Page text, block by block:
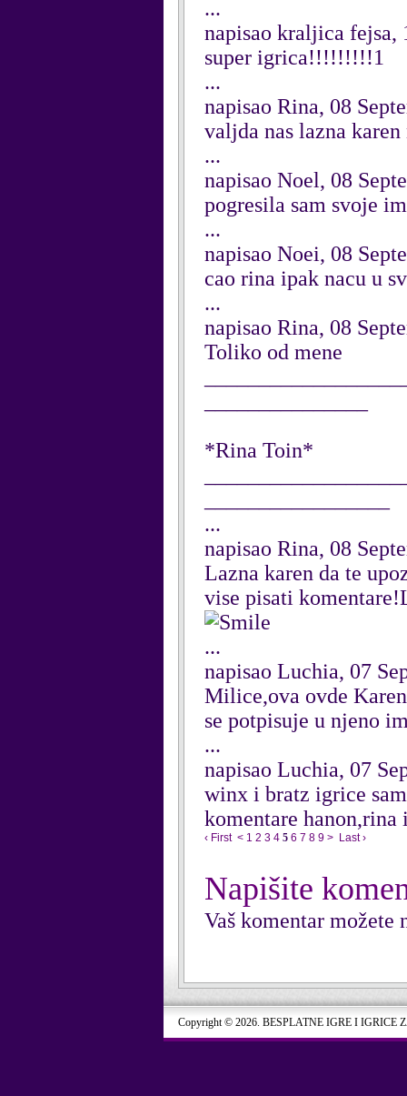
...
napisao kraljica fejsa,
super igrica!!!!!!!!!1
...
napisao Rina, 08
valjda nas lazna karen
...
napisao Noel, 08
pogresila sam svoje
...
napisao Noei, 08
cao rina ipak nacu u
...
napisao Rina, 08
Toliko od mene
*Rina Toin*
...
napisao Rina, 08
Lazna karen da te
vise pisati
...
napisao Luchia, 07
Milice,ova ovde
se potpisuje u njeno
...
napisao Luchia, 07
winx i bratz igrice
komentare
‹ First < 1 2 3 4 5 6 7 8 9 > Last ›
Napišite
Vaš komentar možete
Copyright © 2026. BESPLATNE IGRE I IGRICE